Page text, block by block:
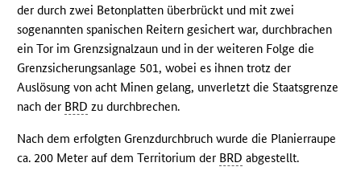
der durch zwei Betonplatten überbrückt und mit zwei
sogenannten spanischen Reitern gesichert war, durchbrachen
ein Tor im Grenzsignalzaun und in der weiteren Folge die
Grenzsicherungsanlage 501, wobei es ihnen trotz der
Auslösung von acht Minen gelang, unverletzt die Staatsgrenze
nach der BRD zu durchbrechen.
Nach dem erfolgten Grenzdurchbruch wurde die Planierraupe
ca. 200 Meter auf dem Territorium der BRD abgestellt.